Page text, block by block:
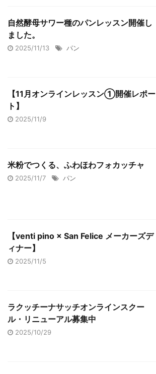
自然酵母サワー種のパンレッスン開催し
ました。
2025/11/13 パン
【11月オンラインレッスン①開催レポー
ト】
2025/11/9
米粉でつくる、ふわほわフォカッチャ
2025/11/7 パン
【venti pino × San Felice メーカーズデ
ィナー】
2025/11/5
ラクッチーナサッチオンラインスクー
ル・リニューアル募集中
2025/10/29